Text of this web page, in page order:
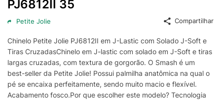
PJ6812II 35
Petite Jolie Compartilhar
Chinelo Petite Jolie PJ6812II em J-Lastic com Solado J-Soft e
Tiras CruzadasChinelo em J-lastic com solado em J-Soft e tiras
largas cruzadas, com textura de gorgorão. O Smash é um
best-seller da Petite Jolie! Possui palmilha anatômica na qual o
pé se encaixa perfeitamente, sendo muito macio e flexível.
Acabamento fosco.Por que escolher este modelo? Tecnologia